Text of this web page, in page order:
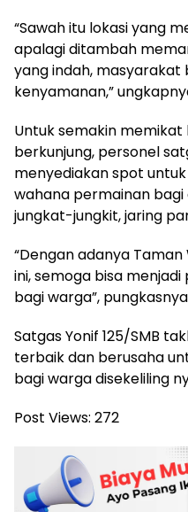
“Sawah itu lokasi yang
apalagi ditambah
yang indah, masyarakat
kenyamanan,”
Untuk semakin
berkunjung, personel
menyediakan spot
wahana permainan bagi
jungkat-jungkit, jaring
“Dengan adanya Taman
ini, semoga bisa
bagi warga”,
Satgas Yonif 125/SMB
terbaik dan berusaha
bagi warga disekeliling
Post Views: 272